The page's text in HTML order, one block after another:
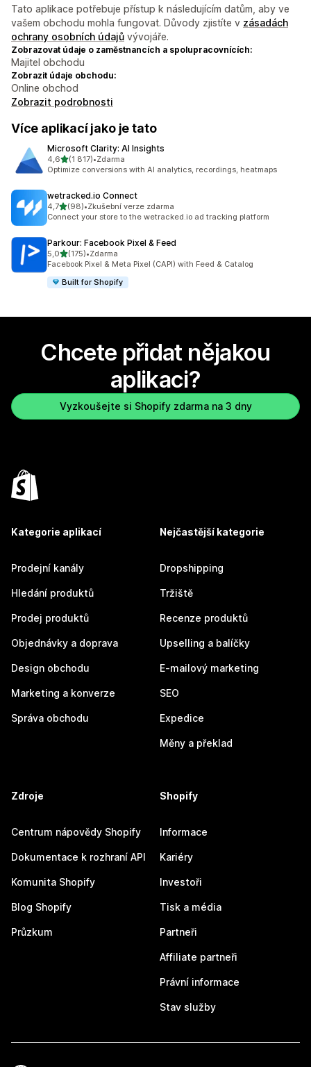
Tato aplikace potřebuje přístup k následujícím datům, aby ve
vašem obchodu mohla fungovat. Důvody zjistíte v zásadách
ochrany osobních údajů vývojáře.
Zobrazovat údaje o zaměstnancích a spolupracovnících:
Majitel obchodu
Zobrazit údaje obchodu:
Online obchod
Zobrazit podrobnosti
Více aplikací jako je tato
Microsoft Clarity: AI Insights
4,6z 5 hvězd
(1 817)
Celkový počet recenzí: 1817
•Zdarma
Optimize conversions with AI analytics, recordings, heatmaps
wetracked.io Connect
4,7z 5 hvězd
(98)
Celkový počet recenzí: 98
•Zkušební verze zdarma
Connect your store to the wetracked.io ad tracking platform
Parkour: Facebook Pixel & Feed
5,0z 5 hvězd
(175)
Celkový počet recenzí: 175
•Zdarma
Facebook Pixel & Meta Pixel (CAPI) with Feed & Catalog
Built for Shopify
Chcete přidat nějakou
aplikaci?
Vyzkoušejte si Shopify zdarma na 3 dny
Kategorie aplikací
Prodejní kanály
Hledání produktů
Prodej produktů
Objednávky a doprava
Design obchodu
Marketing a konverze
Správa obchodu
Nejčastější kategorie
Dropshipping
Tržiště
Recenze produktů
Upselling a balíčky
E-mailový marketing
SEO
Expedice
Měny a překlad
Zdroje
Centrum nápovědy Shopify
Dokumentace k rozhraní API
Komunita Shopify
Blog Shopify
Průzkum
Shopify
Informace
Kariéry
Investoři
Tisk a média
Partneři
Affiliate partneři
Právní informace
Stav služby